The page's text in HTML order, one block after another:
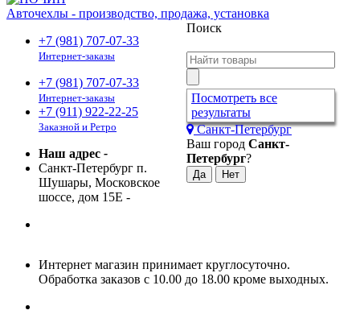
Авточехлы - производство, продажа, установка
+7 (981) 707-07-33
Интернет-заказы
+7 (981) 707-07-33
Интернет-заказы
+7 (911) 922-22-25
Заказной и Ретро
Наш адрес -
Санкт-Петербург п.
Шушары, Московское
шоссе, дом 15Е -
Поиск
Посмотреть все
результаты
Санкт-Петербург
Ваш город Санкт-
Петербург?
Интернет магазин принимает круглосуточно.
Обработка заказов с 10.00 до 18.00 кроме выходных.